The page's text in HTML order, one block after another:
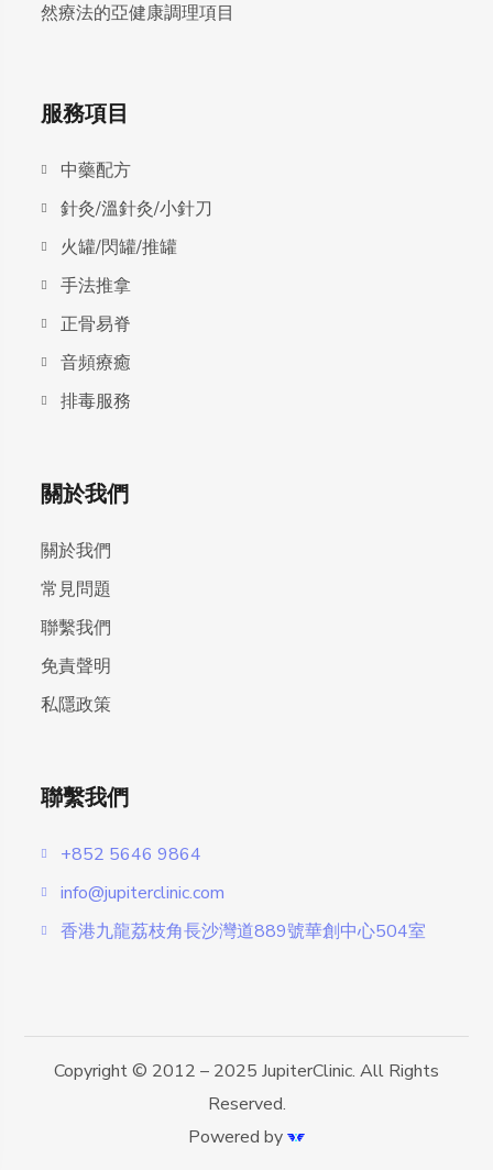
然療法的亞健康調理項目
服務項目
中藥配方
針灸/溫針灸/小針刀
火罐/閃罐/推罐
手法推拿
正骨易脊
⾳頻療癒
排毒服務
關於我們
關於我們
常見問題
聯繫我們
免責聲明
私隱政策
聯繫我們
+852 5646 9864
info@jupiterclinic.com
香港九龍荔枝角長沙灣道889號華創中心504室
Copyright © 2012 – 2025 JupiterClinic. All Rights
Reserved.
Powered by